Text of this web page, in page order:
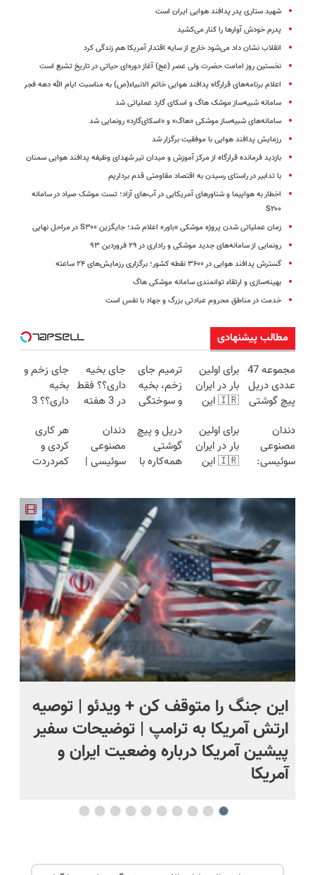
شهید ستاری پدر پدافند هوایی ایران است
پدرم خودش آوارها را کنار می‌کشید
انقلاب نشان داد می‌شود خارج از سایه اقتدار آمریکا هم زندگی کرد
نخستین روز امامت حضرت ولی عصر (عج) آغاز دوره‌ای حیاتی در تاریخ تشیع است
اعلام برنامه‌های قرارگاه پدافند هوایی خاتم الانبیاء(ص) به مناسبت ایام الله دهه فجر
سامانه شبیه‌ساز موشک هاگ و اسکای گارد عملیاتی شد
سامانه‌های شبیه‌ساز موشکی «هاگ» و «اسکای‌گارد» رونمایی شد
رزمایش پدافند هوایی با موفقیت برگزار شد
بازدید فرمانده قرارگاه از مرکز آموزش و میدان تیر شهدای وظیفه پدافند هوایی سمنان
با تدابیر در راستای رسیدن به اقتصاد مقاومتی قدم برداریم
اخطار به هواپیما و شناورهای آمریکایی در آب‌های آزاد؛ تست موشک صیاد در سامانه
S۲۰۰
زمان عملیاتی شدن پروژه موشکی «باور» اعلام شد؛ جایگزین S۳۰۰ در مراحل نهایی
رونمایی از سامانه‌های جدید موشکی و راداری در ۲۹ فروردین ۹۳
گسترش پدافند هوایی در ۳۶۰۰ نقطه کشور؛ برگزاری رزمایش‌های ۲۴ ساعته
بهینه‌سازی و ارتقاء توانمندی سامانه موشکی هاگ
خدمت در مناطق محروم عبادتی بزرگ و جهاد با نفس است
مطالب پیشنهادی
مجموعه 47
عددی دریل
پیچ گوشتی
(تخفیف به
مدت
محدود)
برای اولین
بار در ایران
🇮🇷 این
ترمیم کننده
23 روزه
ساخت!
ترمیم جای
زخم، بخیه
و سوختگی
هفته!!😍
جای بخیه
داری؟؟ فقط
در 3 هفته
کن!😍
جای زخم و
بخیه
داری؟؟ 3
محوش کن!
دندان
مصنوعی
سوئیسی:
اروپا، سبک
و مقاوم |
پرداخت
قسطی
برای اولین
بار در ایران
🇮🇷 این
ساخت!
دریل و پیچ
گوشتی
همه‌کاره با
(نصف
قیمت بازار
🔥)
دندان
مصنوعی
سوئیسی |
ویزیت
رایگان+پرداخت
اقساطی😍
هر کاری
کردی و
کمردردت
پرسشنامه و
دریافت راه
حل
این جنگ را متوقف کن + ویدئو | توصیه
ارتش آمریکا به ترامپ | توضیحات سفیر
پیشین آمریکا درباره وضعیت ایران و
آمریکا